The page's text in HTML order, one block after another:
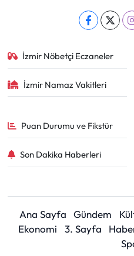
İzmir Nöbetçi Eczaneler
İzmir Namaz Vakitleri
Puan Durumu ve Fikstür
Son Dakika Haberleri
Ana Sayfa Gündem
Ekonomi
3. Sayfa